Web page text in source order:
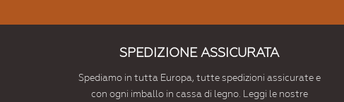
SPEDIZIONE ASSICURATA
Spediamo in tutta Europa, tutte spedizioni assicurate e
con ogni imballo in cassa di legno. Leggi le nostre